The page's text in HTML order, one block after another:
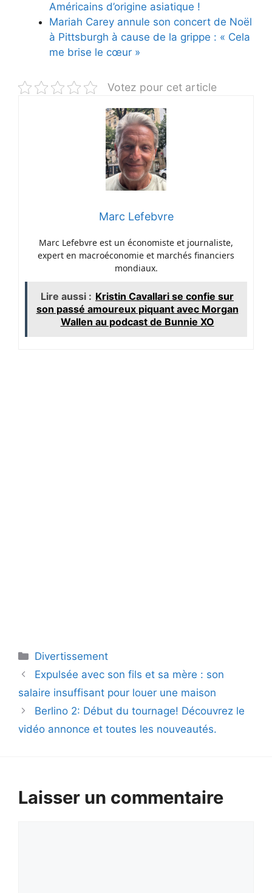
Américains d’origine asiatique !
Mariah Carey annule son concert de Noël
à Pittsburgh à cause de la grippe : « Cela
me brise le cœur »
Votez pour cet article
Marc Lefebvre
Marc Lefebvre est un économiste et journaliste,
expert en macroéconomie et marchés financiers
mondiaux.
Lire aussi : Kristin Cavallari se confie sur
son passé amoureux piquant avec Morgan
Wallen au podcast de Bunnie XO
Catégories
Divertissement
Expulsée avec son fils et sa mère : son
salaire insuffisant pour louer une maison
Berlino 2: Début du tournage! Découvrez le
vidéo annonce et toutes les nouveautés.
Laisser un commentaire